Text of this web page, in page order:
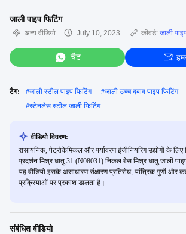
जाली पाइप फिटिंग
अन्य वीडियो July 10, 2023 कीवर्ड: जाली
चैट
टैग: #जाली स्टील पाइप फिटिंग #जाली उच्च दबाव पाइप फिटिंग
#स्टेनलेस स्टील जाली फिटिंग
वीडियो विवरण:
रासायनिक, पेट्रोकेमिकल और पर्यावरण इंजीनियरिंग उद्योगों के
प्रदर्शन मिश्र धातु 31 (N08031) निकल बेस मिश्र धातु जाली
यह वीडियो इसके असाधारण संक्षारण प्रतिरोध, यांत्रिक गुणों और
प्रक्रियाओं पर प्रकाश डालता है।
संबंधित वीडियो